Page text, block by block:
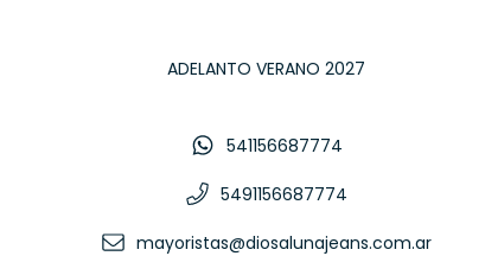
ADELANTO VERANO 2027
541156687774
5491156687774
mayoristas@diosalunajeans.com.ar